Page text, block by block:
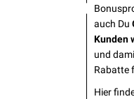
auch Du
Kunden
und
Rabatte
Hier